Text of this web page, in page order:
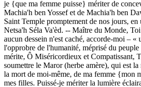
je {que ma femme puisse} mériter de
Machia'h ben Yossef et de Machia'h ben
Saint Temple promptement de nos jours,
Netsa'h Séla Va'èd. -- Maître du Monde,
aucun dessein n'est caché, accorde-moi – «
l'opprobre de l'humanité, méprisé du
mérite, Ô Miséricordieux et Compatissant,
soumettre le Maror (herbe amère), qui est
la mort de moi-même, de ma femme {mon
mes filles. Puissé-je mériter la lumière